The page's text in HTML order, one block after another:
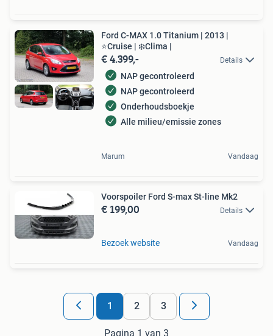
Ford C-MAX 1.0 Titanium | 2013 |
⭐Cruise | ❄️Clima |
€ 4.399,- Details
NAP gecontroleerd
NAP gecontroleerd
Onderhoudsboekje
Alle milieu/emissie zones
Marum Vandaag
Voorspoiler Ford S-max St-line Mk2
€ 199,00 Details
Bezoek website Vandaag
1 2 3
Pagina 1 van 3